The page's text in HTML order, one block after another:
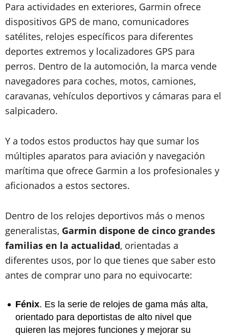
Para actividades en exteriores, Garmin ofrece
dispositivos GPS de mano, comunicadores
satélites, relojes específicos para diferentes
deportes extremos y localizadores GPS para
perros. Dentro de la automoción, la marca vende
navegadores para coches, motos, camiones,
caravanas, vehículos deportivos y cámaras para el
salpicadero.
Y a todos estos productos hay que sumar los
múltiples aparatos para aviación y navegación
marítima que ofrece Garmin a los profesionales y
aficionados a estos sectores.
Dentro de los relojes deportivos más o menos
generalistas, Garmin dispone de cinco grandes
familias en la actualidad, orientadas a
diferentes usos, por lo que tienes que saber esto
antes de comprar uno para no equivocarte:
Fénix. Es la serie de relojes de gama más alta,
orientado para deportistas de alto nivel que
quieren las mejores funciones y mejorar su